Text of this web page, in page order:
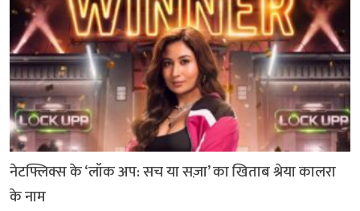
नेटफ्लिक्स के ‘लॉक अप: सच या सज़ा’ का खिताब श्रेया कालरा
के नाम